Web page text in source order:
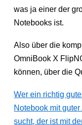
was ja einer der
Notebooks ist.
Also über die
OmniBook X
können, über die
Wer ein richtig
Notebook mit
sucht, der ist mit